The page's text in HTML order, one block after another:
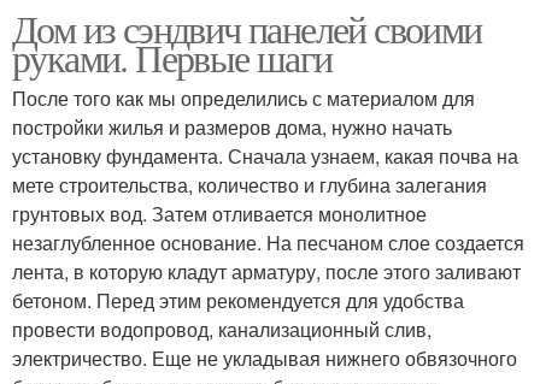
Дом из сэндвич панелей своими
руками. Первые шаги
После того как мы определились с материалом для
постройки жилья и размеров дома, нужно начать
установку фундамента. Сначала узнаем, какая почва на
мете строительства, количество и глубина залегания
грунтовых вод. Затем отливается монолитное
незаглубленное основание. На песчаном слое создается
лента, в которую кладут арматуру, после этого заливают
бетоном. Перед этим рекомендуется для удобства
провести водопровод, канализационный слив,
электричество. Еще не укладывая нижнего обвязочного